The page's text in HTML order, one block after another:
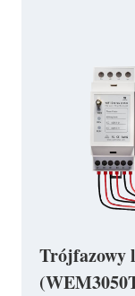
Trójfazowy